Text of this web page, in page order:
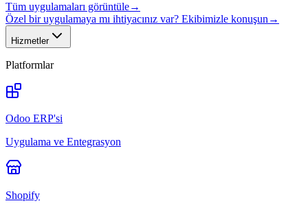
Tüm uygulamaları görüntüle→
Özel bir uygulamaya mı ihtiyacınız var? Ekibimizle konuşun →
Hizmetler
Platformlar
Odoo ERP'si
Uygulama ve Entegrasyon
Shopify